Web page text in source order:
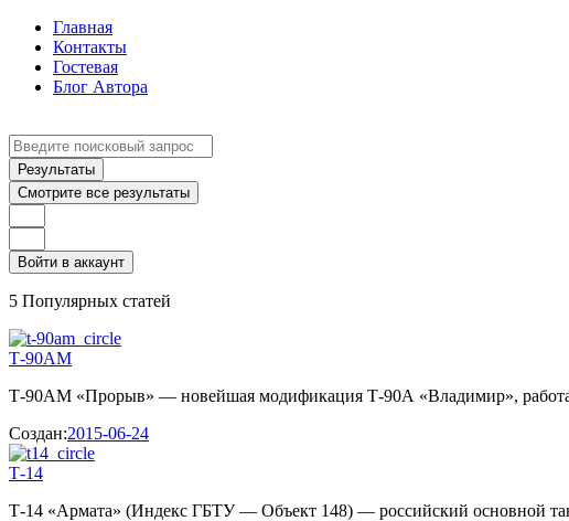
Главная
Контакты
Гостевая
Блог Автора
Search
...Результаты
Смотрите все результаты
Войти в аккаунт
5 Популярных статей
Т-90АМ
Т-90АМ «Прорыв» — новейшая модификация Т-90А «Владимир»,
Создан:2015-06-24
Т-14
Т-14 «Армата» (Индекс ГБТУ — Объект 148) — российский основной